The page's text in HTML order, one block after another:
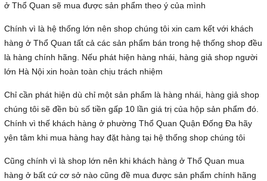
ở Thổ Quan sẽ mua được sản phẩm theo ý của mình
Chính vì là hệ thống lớn nên shop chúng tôi xin cam kết với khách
hàng ở Thổ Quan tất cả các sản phẩm bán trong hệ thống shop đều
là hàng chính hãng. Nếu phát hiện hàng nhái, hàng giả shop người
lớn Hà Nội xin hoàn toàn chịu trách nhiệm
Chỉ cần phát hiện dù chỉ một sản phẩm là hàng nhái, hàng giả shop
chúng tôi sẽ đền bù số tiền gấp 10 lần giá trị của hộp sản phẩm đó.
Chính vì thế khách hàng ở phường Thổ Quan Quận Đống Đa hãy
yên tâm khi mua hàng hay đặt hàng tại hệ thống shop chúng tôi
Cũng chính vì là shop lớn nên khi khách hàng ở Thổ Quan mua
hàng ở bất cứ cơ sở nào cũng đề mua được sản phẩm chính hãng